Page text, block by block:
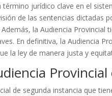
término jurídico clave en el
de las sentencias dictadas
la Audiencia
En definitiva, la Audiencia
la ley de manera justa y
de segunda instancia que